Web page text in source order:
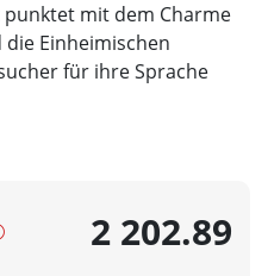
mit dem Charme
Einheimischen
für ihre Sprache
2 202.89